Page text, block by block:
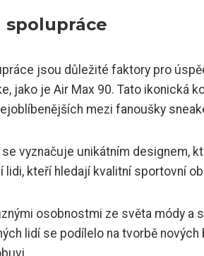
spolupráce
jsou důležité faktory pro
jako je Air Max 90. Tato ikonická
mezi fanoušky
se vyznačuje unikátním designem,
lidi, kteří hledají kvalitní sportovní
osobnostmi ze světa módy a
lidí se podílelo na tvorbě